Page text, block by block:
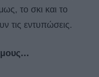
το σκι και το
τις εντυπώσεις.